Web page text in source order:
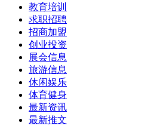
教育培训
求职招聘
招商加盟
创业投资
展会信息
旅游信息
休闲娱乐
体育健身
最新资讯
最新推文